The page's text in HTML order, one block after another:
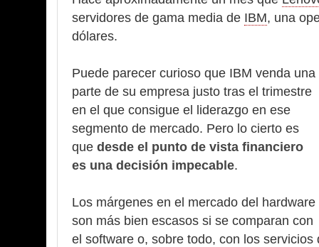
servidores de gama media de IBM, una
dólares.
Puede parecer curioso que IBM venda una
parte de su empresa justo tras el trimestre
en el que consigue el liderazgo en ese
segmento de mercado. Pero lo cierto es
que desde el punto de vista financiero
es una decisión impecable.
Los márgenes en el mercado del hardware
son más bien escasos si se comparan con
el software o, sobre todo, con los